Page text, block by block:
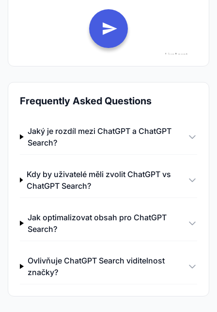
Frequently Asked Questions
Jaký je rozdíl mezi ChatGPT a ChatGPT
Search?
Kdy by uživatelé měli zvolit ChatGPT vs
ChatGPT Search?
Jak optimalizovat obsah pro ChatGPT
Search?
Ovlivňuje ChatGPT Search viditelnost
značky?